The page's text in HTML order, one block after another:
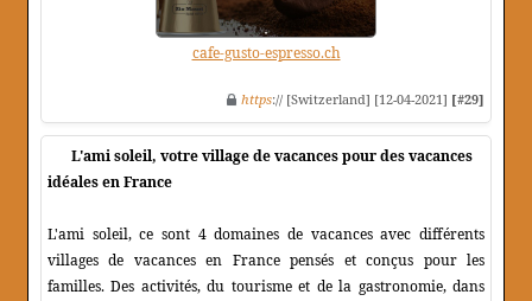
cafe-gusto-espresso.ch
https:// [Switzerland] [12-04-2021] [#29]
L'ami soleil, votre village de vacances pour des vacances
idéales en France
L'ami soleil, ce sont 4 domaines de vacances avec différents
villages de vacances en France pensés et conçus pour les
familles. Des activités, du tourisme et de la gastronomie, dans